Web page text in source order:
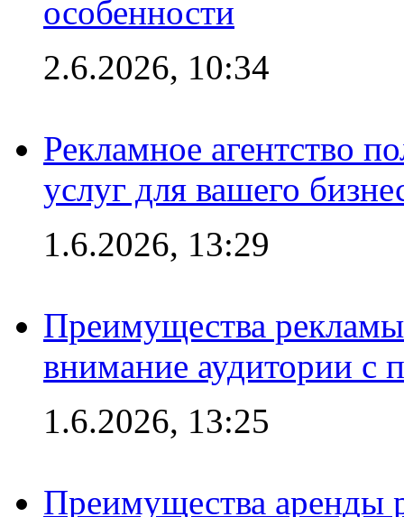
особенности
2.6.2026, 10:34
Рекламное агентство
услуг для вашего
1.6.2026, 13:29
Преимущества
внимание аудитории
1.6.2026, 13:25
Преимущества аренды